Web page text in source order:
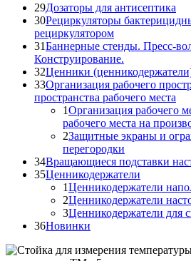
29Дозаторы для антисептика
30Рециркуляторы
рециркулятором
31Баннерные стенды. Пресс-
Конструирование.
32Ценники
33Организация рабочего
пространства рабочего места
1Организация рабочего
рабочего места на
2Защитные экраны и
перегородки
34Вращающиеся подставки
35Ценникодержатели
1Ценникодержатели
2Ценникодержатели
3Ценникодержатели для
36Новинки